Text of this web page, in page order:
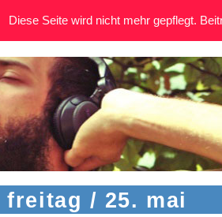
/ 25. mai
Diese Seite wird nicht mehr gepflegt.